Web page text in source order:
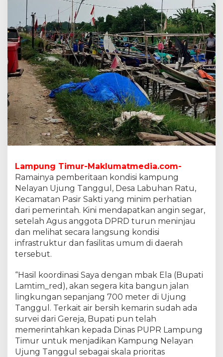
g
g
u
l
L
a
b
u
h
a
n
R
a
t
u
,
s
i
r
S
a
k
t
i
J
S
k
a
l
P
e
r
i
Lampung Timur-Maklumatmedia.com-
Ramainya pemberitaan kondisi kampung
Nelayan Ujung Tanggul, Desa Labuhan Ratu,
Kecamatan Pasir Sakti yang minim perhatian
dari pemerintah. Kini mendapatkan angin segar,
setelah Agus anggota DPRD turun meninjau
dan melihat secara langsung kondisi
infrastruktur dan fasilitas umum di daerah
tersebut.
“Hasil koordinasi Saya dengan mbak Ela (Bupati
Lamtim_red), akan segera kita bangun jalan
lingkungan sepanjang 700 meter di Ujung
Tanggul. Terkait air bersih kemarin sudah ada
survei dari Gereja, Bupati pun telah
memerintahkan kepada Dinas PUPR Lampung
Timur untuk menjadikan Kampung Nelayan
Ujung Tanggul sebagai skala prioritas